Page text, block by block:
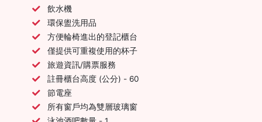
飲水機
環保盥洗用品
方便輪椅進出的登記櫃台
僅提供可重複使用的杯子
旅遊資訊/購票服務
註冊櫃台高度 (公分) - 60
節電座
所有窗戶均為雙層玻璃窗